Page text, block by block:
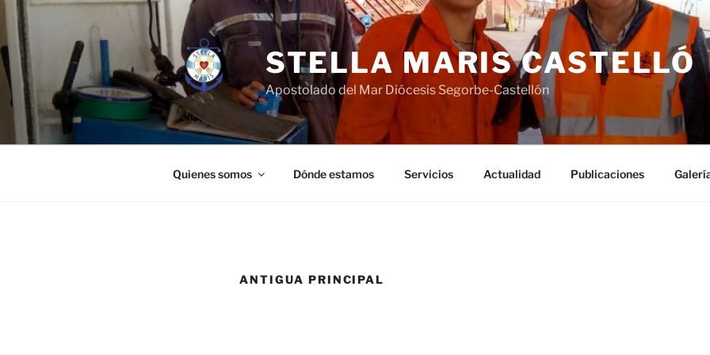
Saltar
al
contenido
STELLA MARIS CASTELLÓ
Apostolado del Mar Diócesis Segorbe-Castellón
Quienes somos Dónde estamos Servicios Actualidad Publicaciones
ANTIGUA PRINCIPAL